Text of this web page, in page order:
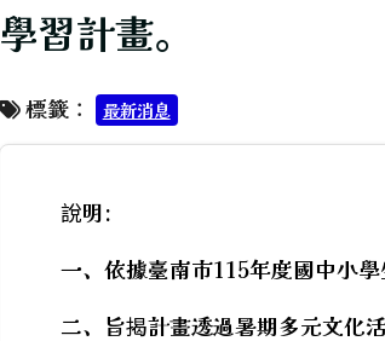
學習計畫。
標籤： 最新消息
說明:
一、依據臺南市115年度國中小
二、旨揭計畫透過暑期多元文化